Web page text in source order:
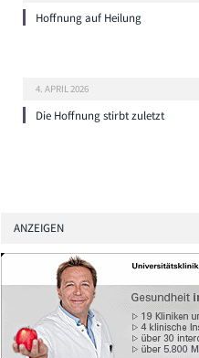
Hoffnung auf Heilung
4. APRIL 2026
Die Hoffnung stirbt zuletzt
ANZEIGEN